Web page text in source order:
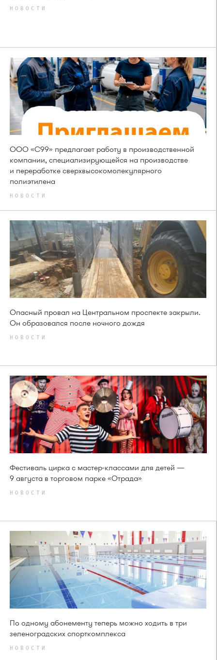
НОВОСТИ
ООО «С99» предлагает работу в производственной
компании, специализирующейся на производстве
и переработке сверхвысокомолекулярного
полиэтилена
НОВОСТИ
Опасный провал на Центральном проспекте закрыли.
Он образовался после ночного дождя
НОВОСТИ
Фестиваль цирка с мастер-классами для детей —
9 августа в торговом парке «Отрада»
НОВОСТИ
По одному абонементу теперь можно ходить в три
зеленоградских спорткомплекса
НОВОСТИ